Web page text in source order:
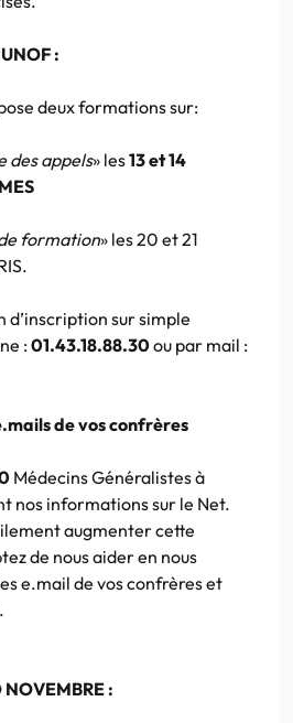
:
deux formations sur:
des appels» les13 et 14
formation» les 20 et 21
sur simple
:01.43.18.88.30ou par mail :
de vos confrères
Médecins Généralistes à
nos informations sur le Net.
augmenter cette
de nous aider en nous
e.mail de vos confrères et
NOVEMBRE :